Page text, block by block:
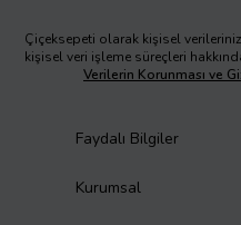
Çiçeksepeti olarak kişisel
kişisel veri işleme süreçleri
Verilerin Korunması ve
Faydalı Bilgiler
Kurumsal